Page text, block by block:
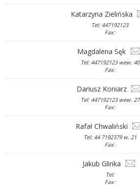
Katarzyna Zielińska
Tel: 447192123
Fax:
Magdalena Sęk
Tel: 447192123 wew. 40
Fax:
Dariusz Koniarz
Tel: 447192123 wew. 27
Fax:
Rafał Chwaliński
Tel: 44 7192379 w. 21
Fax:
Jakub Glinka
Tel:
Fax: